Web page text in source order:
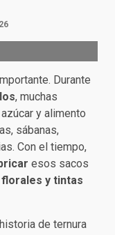
Durante
, muchas
y alimento
sábanas,
Con el tiempo,
esos sacos
y tintas
de ternura